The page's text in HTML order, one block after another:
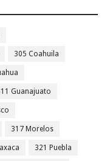
305 Coahuila
Guanajuato
317 Morelos
321 Puebla